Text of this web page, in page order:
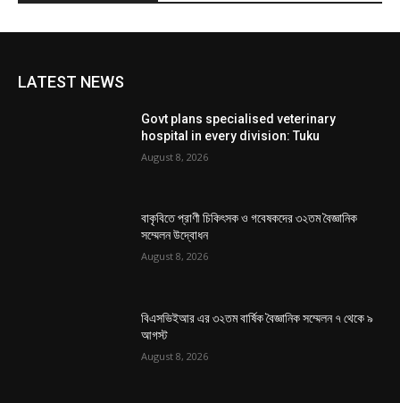
LATEST NEWS
Govt plans specialised veterinary
hospital in every division: Tuku
August 8, 2026
বাকৃবিতে প্রাণী চিকিৎসক ও গবেষকদের ৩২তম বৈজ্ঞানিক
সম্মেলন উদ্বোধন
August 8, 2026
বিএসভিইআর এর ৩২তম বার্ষিক বৈজ্ঞানিক সম্মেলন ৭ থেকে ৯
আগস্ট
August 8, 2026